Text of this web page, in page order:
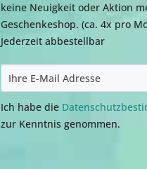
keine Neuigkeit oder Aktion
Geschenkeshop. (ca. 4x pro
Jederzeit abbestellbar
Ich habe die
zur Kenntnis genommen.